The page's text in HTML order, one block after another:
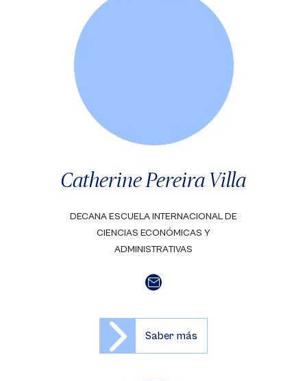
Catherine Pereira Villa
DECANA ESCUELA INTERNACIONAL DE
CIENCIAS ECONÓMICAS Y
ADMINISTRATIVAS
Saber más